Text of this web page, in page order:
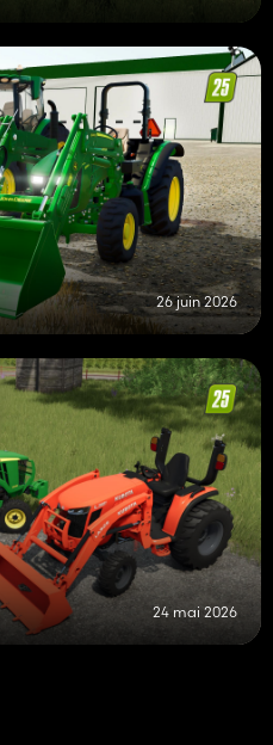
26 juin 2026
24 mai 2026